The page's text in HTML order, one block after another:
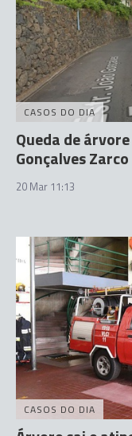
CASOS DO DIA
Queda de
Gonçalves Zarco
20 Mar 11:13
CASOS DO DIA